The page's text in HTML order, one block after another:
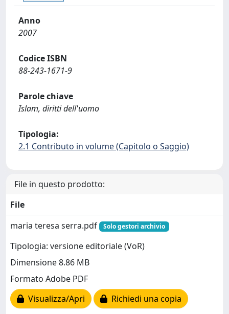
Anno
2007
Codice ISBN
88-243-1671-9
Parole chiave
Islam, diritti dell'uomo
Tipologia:
2.1 Contributo in volume (Capitolo o Saggio)
File in questo prodotto:
File
maria teresa serra.pdf
Solo gestori archivio
Tipologia: versione editoriale (VoR)
Dimensione 8.86 MB
Formato Adobe PDF
Visualizza/Apri
Richiedi una copia